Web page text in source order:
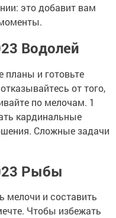
это добавит вам
Водолей
планы и готовьте
от того,
по мелочам. 1
кардинальные
Сложные задачи
Рыбы
мелочи и составить
Чтобы избежать